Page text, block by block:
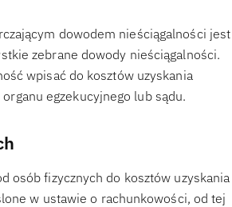
dowodem nieściągalności jest
zebrane dowody nieściągalności.
wpisać do kosztów uzyskania
egzekucyjnego lub sądu.
osób fizycznych do kosztów uzyskania
w ustawie o rachunkowości, od tej